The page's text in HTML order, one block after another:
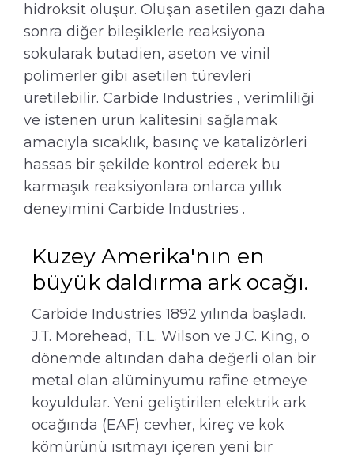
hidroksit oluşur. Oluşan asetilen gazı daha
sonra diğer bileşiklerle reaksiyona
sokularak butadien, aseton ve vinil
polimerler gibi asetilen türevleri
üretilebilir. Carbide Industries , verimliliği
ve istenen ürün kalitesini sağlamak
amacıyla sıcaklık, basınç ve katalizörleri
hassas bir şekilde kontrol ederek bu
karmaşık reaksiyonlara onlarca yıllık
deneyimini Carbide Industries .
Kuzey Amerika'nın en
büyük daldırma ark ocağı.
Carbide Industries 1892 yılında başladı.
J.T. Morehead, T.L. Wilson ve J.C. King, o
dönemde altından daha değerli olan bir
metal olan alüminyumu rafine etmeye
koyuldular. Yeni geliştirilen elektrik ark
ocağında (EAF) cevher, kireç ve kok
kömürünü ısıtmayı içeren yeni bir